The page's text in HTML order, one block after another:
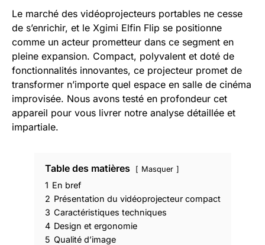
Le marché des vidéoprojecteurs portables ne cesse
de s’enrichir, et le Xgimi Elfin Flip se positionne
comme un acteur prometteur dans ce segment en
pleine expansion. Compact, polyvalent et doté de
fonctionnalités innovantes, ce projecteur promet de
transformer n’importe quel espace en salle de cinéma
improvisée. Nous avons testé en profondeur cet
appareil pour vous livrer notre analyse détaillée et
impartiale.
Table des matières Masquer
1 En bref
2 Présentation du vidéoprojecteur compact
3 Caractéristiques techniques
4 Design et ergonomie
5 Qualité d’image